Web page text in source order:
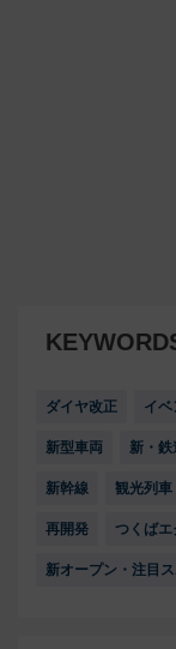
ダイヤ改正 イ
新型車両 新・
新幹線 観光列車
再開発 つくばエ
新オープン・注目